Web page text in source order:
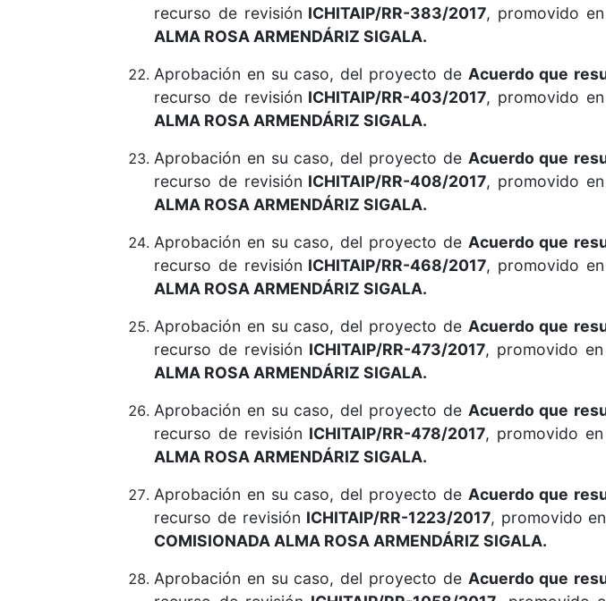
recurso de revisión ICHITAIP/RR-383/2017, promovido
ALMA ROSA ARMENDÁRIZ SIGALA.
Aprobación en su caso, del proyecto de Acuerdo que
recurso de revisión ICHITAIP/RR-403/2017, promovido
ALMA ROSA ARMENDÁRIZ SIGALA.
Aprobación en su caso, del proyecto de Acuerdo que
recurso de revisión ICHITAIP/RR-408/2017, promovido
ALMA ROSA ARMENDÁRIZ SIGALA.
Aprobación en su caso, del proyecto de Acuerdo que
recurso de revisión ICHITAIP/RR-468/2017, promovido
ALMA ROSA ARMENDÁRIZ SIGALA.
Aprobación en su caso, del proyecto de Acuerdo que
recurso de revisión ICHITAIP/RR-473/2017, promovido
ALMA ROSA ARMENDÁRIZ SIGALA.
Aprobación en su caso, del proyecto de Acuerdo que
recurso de revisión ICHITAIP/RR-478/2017, promovido
ALMA ROSA ARMENDÁRIZ SIGALA.
Aprobación en su caso, del proyecto de Acuerdo que
recurso de revisión ICHITAIP/RR-1223/2017, promovido
COMISIONADA ALMA ROSA ARMENDÁRIZ SIGALA.
Aprobación en su caso, del proyecto de Acuerdo que